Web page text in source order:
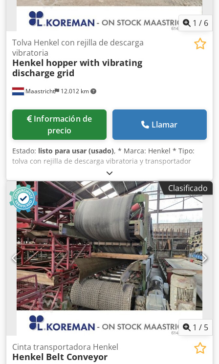
1 / 6
Maastricht 12.012 km
Tolva Henkel con rejilla de descarga
vibratoria
Henkel hopper with vibrating
discharge grid
Información de
precio
Llamar
Estado: listo para usar (usado), * Marca: Henkel * Tipo:
tolva con rejilla de descarga vibratoria y transportador
retráctil. * Dimensiones de la tolva: 4500 x 2400 x 1000 mm
* Dimensiones del transportador retráctil: A-A, longitud
7000 mm, anchura de la banda 1000 mm. * Transmisión:
caja de engranajes. * Dimensiones de la rejilla de
descarga: 4000 x 2600 mm * Transmisión: 2 motores de
vibración. Codpjzqdxvjfx Aitsha
Clasificado
1 / 5
Cinta transportadora Henkel
Henkel Belt Conveyor